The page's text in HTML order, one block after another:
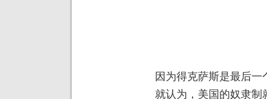
因为得克萨斯是最后
就认为，美国的奴隶